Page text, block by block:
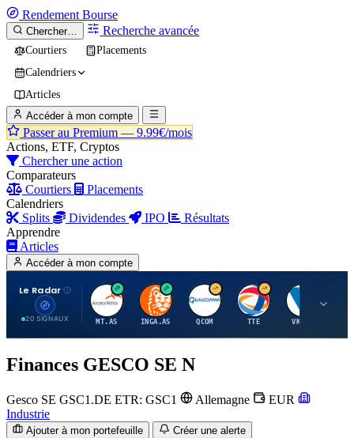
Rendement Bourse
Chercher… Recherche avancée
Courtiers
Placements
Calendriers
Articles
Accéder à mon compte
Passer au Premium — 9.99€/mois
Actions, ETF, Cryptos
Chercher une action
Comparateurs
Courtiers
Placements
Calendriers
Splits
Dividendes IPO
Résultats
Apprendre
Articles
Accéder à mon compte
Le Radar
20 SIGNAUX
A
MT.AS
I
INGA.AS
Q
QCOM
T
TTE VK.PA
Finances GESCO SE N
Gesco SE GSC1.DE ETR: GSC1 Allemagne
EUR
Industrie
Ajouter à mon portefeuille Créer une alerte